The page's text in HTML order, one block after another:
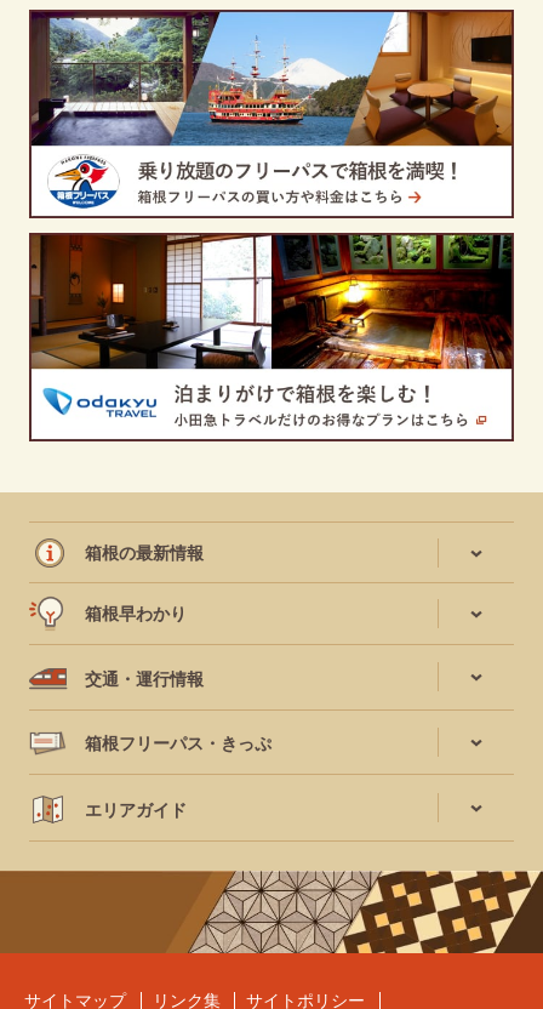
箱根の最新情報
箱根早わかり
交通・運行情報
箱根フリーパス・きっぷ
エリアガイド
サイトマップ リンク集 サイトポリシー